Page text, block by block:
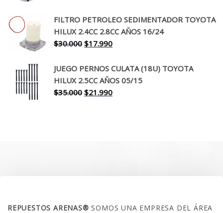
original
era:
$260.000.
actual
es:
FILTRO PETROLEO SEDIMENTADOR TOYOTA
HILUX 2.4CC 2.8CC AÑOS 16/24
$30.000 El
original
era:
$30.000.
$17.990El
actual
es:
$17.990.
JUEGO PERNOS CULATA (18U) TOYOTA
HILUX 2.5CC AÑOS 05/15
$35.000 El
$21.990El
REPUESTOS ARENAS®SOMOS UNA EMPRESA DEL ÁREA